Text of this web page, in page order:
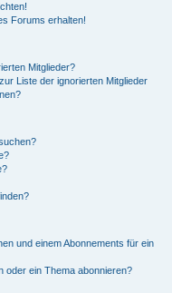
Forums erhalten!
Mitglieder?
Liste der ignorierten Mitglieder
und einem Abonnements für ein
oder ein Thema abonnieren?